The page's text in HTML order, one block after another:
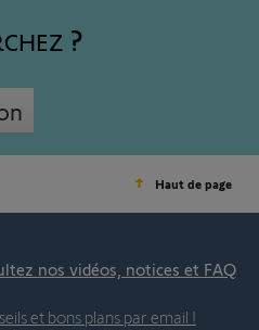
Haut de page
nos vidéos, notices et FAQ
et bons plans par email !